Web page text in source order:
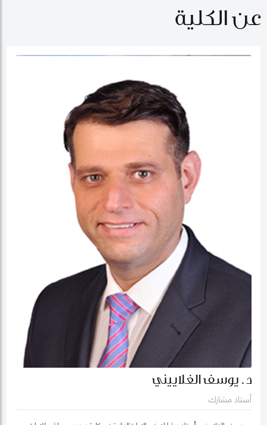
عن الكلية
د. يوسف الغلاييني
أستاذ مشارك